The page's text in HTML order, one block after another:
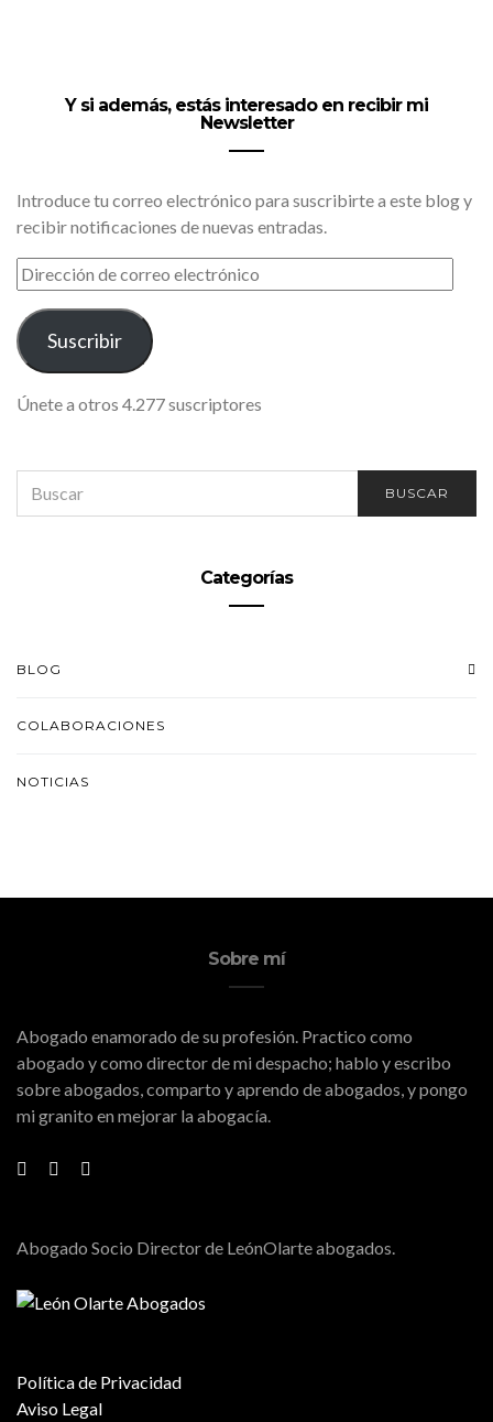
Y si además, estás interesado en recibir mi
Newsletter
Introduce tu correo electrónico para suscribirte a este blog y
recibir notificaciones de nuevas entradas.
DIRECCIÓN
DE
CORREO
ELECTRÓNICO
Suscribir
Únete a otros 4.277 suscriptores
FOR:
BUSCAR
Categorías
BLOG
COLABORACIONES
NOTICIAS
Sobre mí
Abogado enamorado de su profesión. Practico como
abogado y como director de mi despacho; hablo y escribo
sobre abogados, comparto y aprendo de abogados, y pongo
mi granito en mejorar la abogacía.
Abogado Socio Director de LeónOlarte abogados.
Política de Privacidad
Aviso Legal